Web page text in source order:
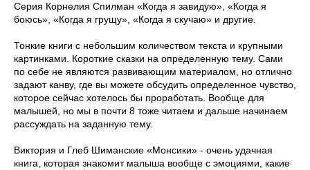
Серия Корнелия Спилман «Когда я завидую», «Когда я
боюсь», «Когда я грущу», «Когда я скучаю» и другие.
Тонкие книги с небольшим количеством текста и крупными
картинками. Короткие сказки на определенную тему. Сами
по себе не являются развивающим материалом, но отлично
задают канву, где вы можете обсудить определенное чувство,
которое сейчас хотелось бы проработать. Вообще для
малышей, но мы в почти 8 тоже читаем и дальше начинаем
рассуждать на заданную тему.
Виктория и Глеб Шиманские «Монсики» - очень удачная
книга, которая знакомит малыша вообще с эмоциями, какие